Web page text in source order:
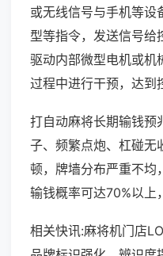
或无线信号与手机等设
型等指令，发送信号给
驱动内部微型电机或机
过程中进行干预，达到
打自动麻将长期输钱预
子、频繁点炮、杠碰无
顿，牌墙分布严重不均
输钱概率可达70%以上
相关快讯:麻将机门店